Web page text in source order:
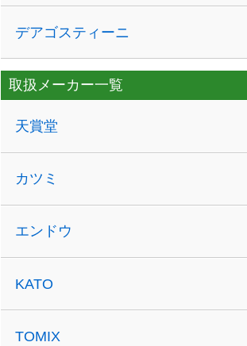
デアゴスティーニ
取扱メーカー一覧
天賞堂
カツミ
エンドウ
KATO
TOMIX